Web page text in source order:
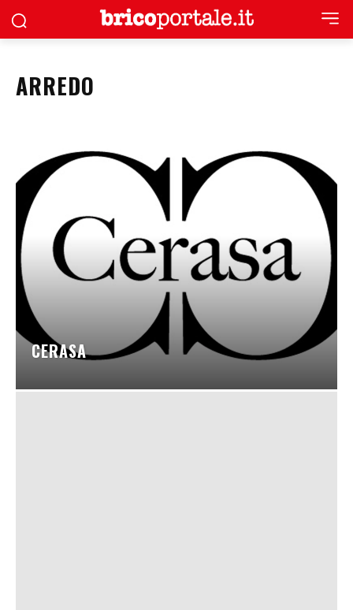
ARREDO
CERASA